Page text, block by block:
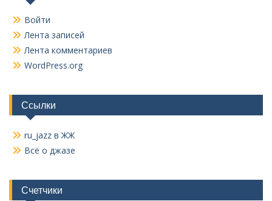
Войти
Лента записей
Лента комментариев
WordPress.org
Ссылки
ru_jazz в ЖЖ
Всё о джазе
Счетчики